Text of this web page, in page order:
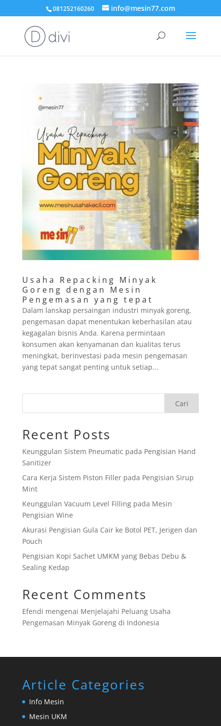
081252160260 info@mesin77.com
Usaha Repacking Minyak
Goreng dengan Mesin
Pengemasan yang tepat
Dalam lanskap persaingan industri minyak goreng,
pengemasan dapat menentukan keberhasilan atau
kegagalan bisnis Anda. Karena permintaan
konsumen akan kenyamanan dan kualitas terus
meningkat, berinvestasi pada mesin pengemasan
yang tepat sangat penting untuk setiap...
Cari
Recent Posts
Keunggulan Sistem Pneumatic pada Pengisian Hand
Sanitizer
Cara Kerja Sistem Piston Filler pada Pengisian Sirup
Mint
Keunggulan Vacuum Level Filling pada Mesin
Pengisian Wine
Akurasi Pengisian Gula Cair ke Botol PET, Jerigen dan
Pouch
Pengisian Kopi Sachet UMKM yang Bebas Debu &
Sealing Kedap
Recent Comments
Efendi mengenai Menjelajahi Peluang Usaha
Pengemasan Minyak Goreng di Indonesia
Article Categories
Info Mesin
Mesin UKM